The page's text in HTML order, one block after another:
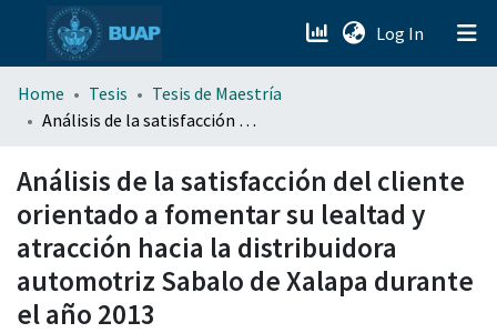
Log In (current)
menu.section.about_menu
Home Tesis
Tesis de Maestría
Análisis de la satisfacción del cliente orientado a fomentar su lealtad y atracción hacia la distribuidora automotriz Sabalo de Xalapa durante el año 2013
Análisis de la satisfacción del cliente
orientado a fomentar su lealtad y
atracción hacia la distribuidora
automotriz Sabalo de Xalapa durante
el año 2013